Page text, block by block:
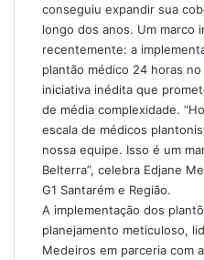
conseguiu expandir sua
longo dos anos. Um marco
recentemente: a
plantão médico 24 horas
iniciativa inédita que
de média complexidade.
escala de médicos
nossa equipe. Isso é um
Belterra”, celebra Edjane
G1 Santarém e Região.
A implementação dos
planejamento meticuloso,
Medeiros em parceria com